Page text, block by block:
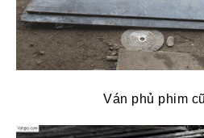
Ván phủ phim